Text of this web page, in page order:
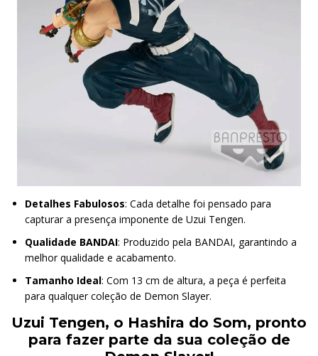
Detalhes Fabulosos: Cada detalhe foi pensado para
capturar a presença imponente de Uzui Tengen.
Qualidade BANDAI: Produzido pela BANDAI, garantindo a
melhor qualidade e acabamento.
Tamanho Ideal: Com 13 cm de altura, a peça é perfeita
para qualquer coleção de Demon Slayer.
Uzui Tengen, o Hashira do Som, pronto
para fazer parte da sua coleção de